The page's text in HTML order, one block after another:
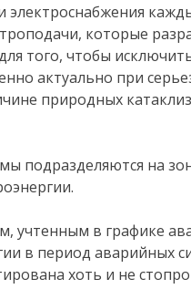
электроснабжения
которые
того, чтобы
актуально при
природных
подразделяются на
учтенным в графике
в период аварийных
хоть и не